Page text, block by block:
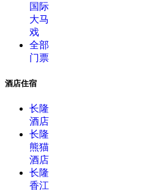
国际
大马
戏
全部
门票
酒店住宿
长隆
酒店
长隆
熊猫
酒店
长隆
香江